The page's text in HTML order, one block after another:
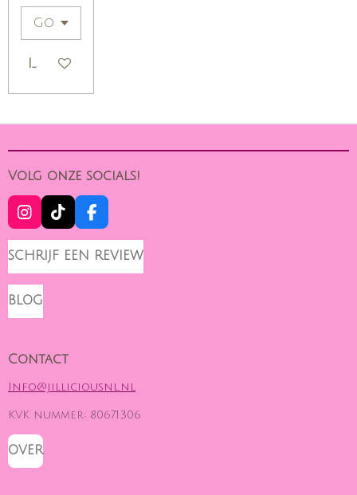
IN WINKELWAGEN
Volg onze socials!
I
N
S
T
G
R
T
I
K
F
A
C
E
SCHRIJF EEN REVIEW
BLOG
Contact
Info@jilliciousnl.nl
KVK nummer: 80671306
OVER